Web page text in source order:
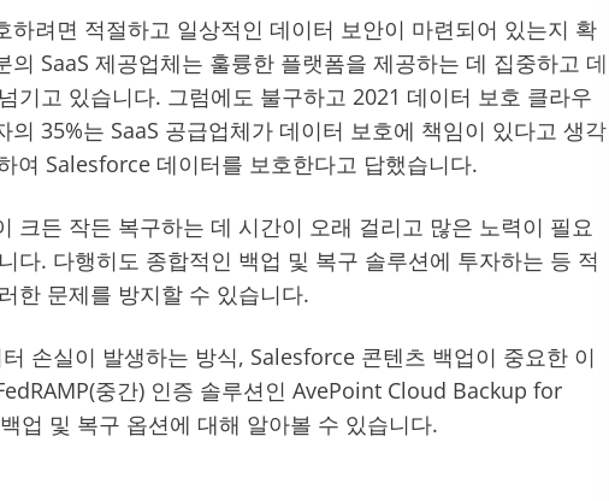
하려면 적절하고 일상적인 데이터 보안이 마련되어 있는지 확
SaaS 제공업체는 훌륭한 플랫폼을 제공하는 데 집중하고 데
기고 있습니다. 그럼에도 불구하고 2021 데이터 보호 클라우
35%는 SaaS 공급업체가 데이터 보호에 책임이 있다고 생각
여 Salesforce 데이터를 보호한다고 답했습니다.
크든 작든 복구하는 데 시간이 오래 걸리고 많은 노력이 필요
다. 다행히도 종합적인 백업 및 복구 솔루션에 투자하는 등 적
한 문제를 방지할 수 있습니다.
손실이 발생하는 방식, Salesforce 콘텐츠 백업이 중요한 이
중간) 인증 솔루션인 AvePoint Cloud Backup for
업 및 복구 옵션에 대해 알아볼 수 있습니다.